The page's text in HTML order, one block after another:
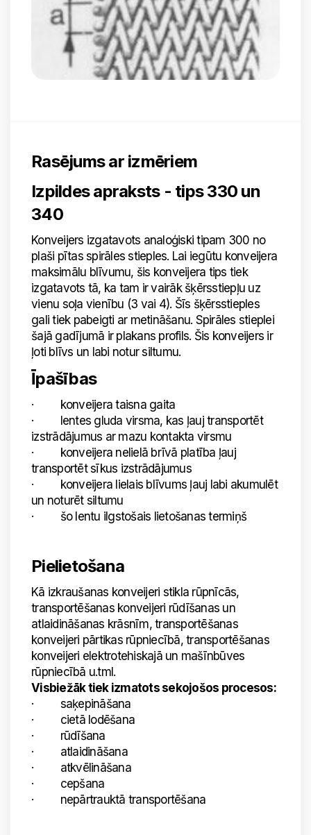
Rasējums ar izmēriem
Izpildes apraksts - tips 330 un
340
Konveijers izgatavots analoģiski tipam 300 no
plaši pītas spirāles stieples. Lai iegūtu konveijera
maksimālu blīvumu, šis konveijera tips tiek
izgatavots tā, ka tam ir vairāk šķērsstiepļu uz
vienu soļa vienību (3 vai 4). Šīs šķērsstieples
gali tiek pabeigti ar metināšanu. Spirāles stieplei
šajā gadījumā ir plakans profils. Šis konveijers ir
ļoti blīvs un labi notur siltumu.
Īpašības
· konveijera taisna gaita
· lentes gluda virsma, kas ļauj transportēt
izstrādājumus ar mazu kontakta virsmu
· konveijera nelielā brīvā platība ļauj
transportēt sīkus izstrādājumus
· konveijera lielais blīvums ļauj labi akumulēt
un noturēt siltumu
· šo lentu ilgstošais lietošanas termiņš
Pielietošana
Kā izkraušanas konveijeri stikla rūpnīcās,
transportēšanas konveijeri rūdīšanas un
atlaidināšanas krāsnīm, transportēšanas
konveijeri pārtikas rūpniecībā, transportēšanas
konveijeri elektrotehiskajā un mašīnbūves
rūpniecībā u.tml.
Visbiežāk tiek izmatots sekojošos procesos:
· saķepināšana
· cietā lodēšana
· rūdīšana
· atlaidināšana
· atkvēlināšana
· cepšana
· nepārtrauktā transportēšana